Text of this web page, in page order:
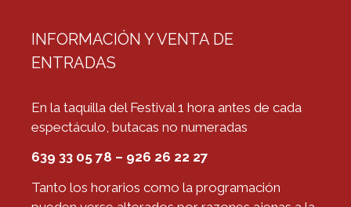
INFORMACIÓN Y VENTA DE
ENTRADAS
En la taquilla del Festival 1 hora antes de cada
espectáculo, butacas no numeradas
639 33 05 78 – 926 26 22 27
Tanto los horarios como la programación